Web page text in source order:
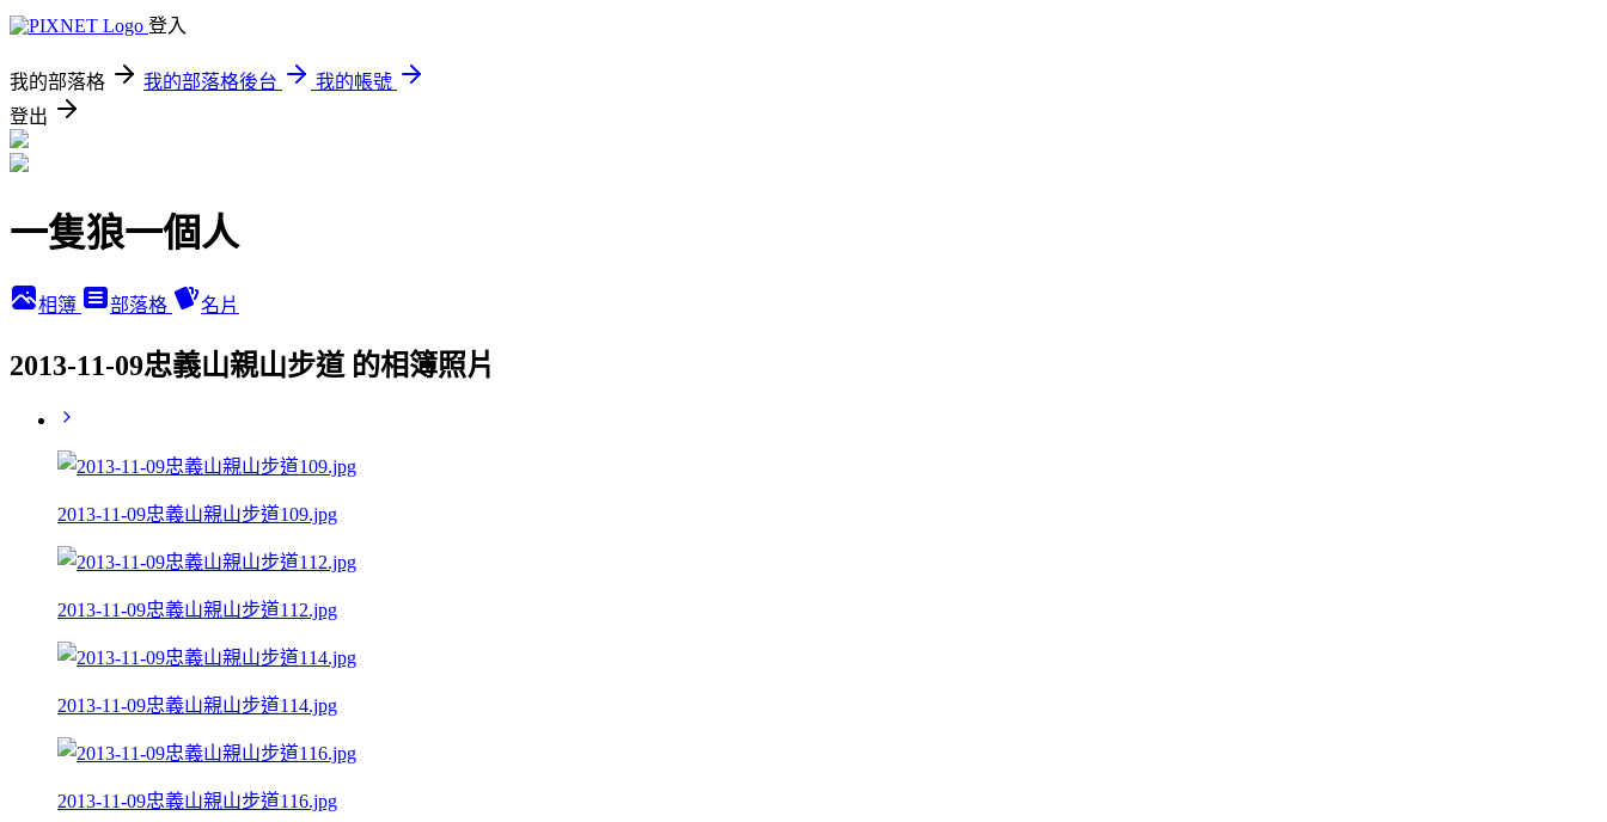
登入
我的部落格 我的部落格後台
我的帳號
登出
一隻狼一個人
相簿 部落格 名片
2013-11-09忠義山親山步道 的相簿照片
2013-11-09忠義山親山步道109.jpg
2013-11-09忠義山親山步道112.jpg
2013-11-09忠義山親山步道114.jpg
2013-11-09忠義山親山步道116.jpg